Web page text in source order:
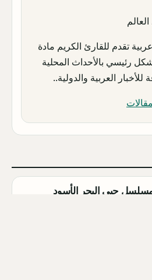
عربية تقدم للقارئ الكريم مادة
رئيسي بالأحداث المحلية
للأخبار العربية والدولية..
حبي البحر الأسود